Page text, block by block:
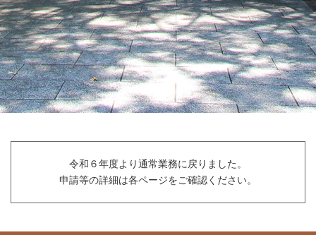
令和６年度より通常業務に戻りました。
申請等の詳細は各ページをご確認ください。